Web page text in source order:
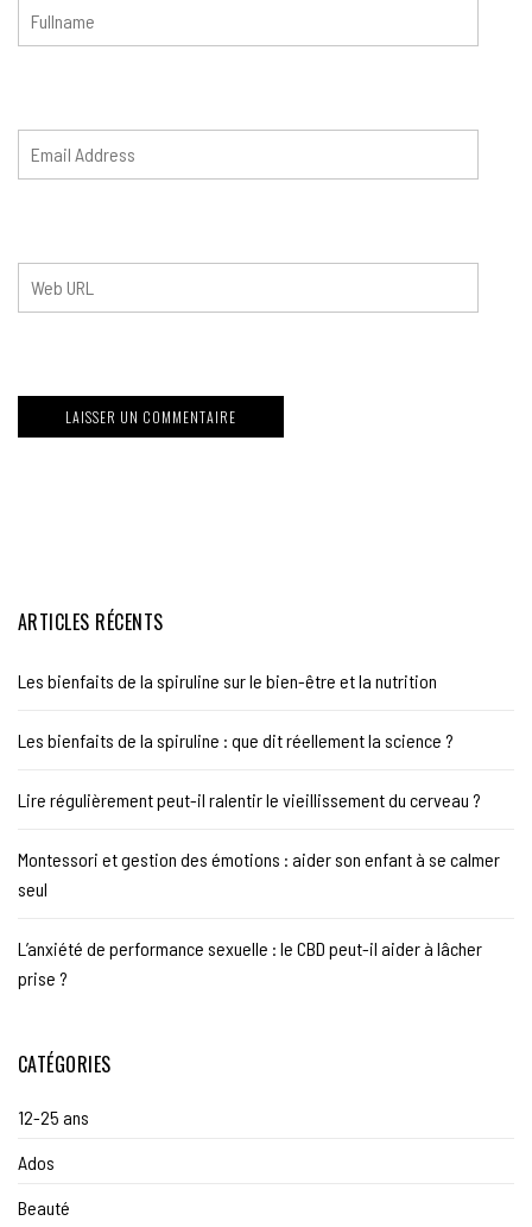
ARTICLES RÉCENTS
Les bienfaits de la spiruline sur le bien-être et la nutrition
Les bienfaits de la spiruline : que dit réellement la science ?
Lire régulièrement peut-il ralentir le vieillissement du cerveau ?
Montessori et gestion des émotions : aider son enfant à se calmer
seul
L’anxiété de performance sexuelle : le CBD peut-il aider à lâcher
prise ?
CATÉGORIES
12-25 ans
Ados
Beauté